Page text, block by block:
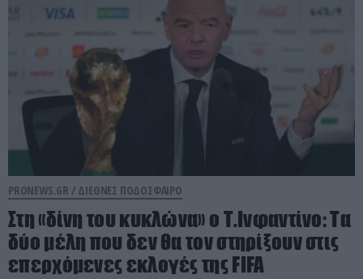
PRONEWS.GR / ΔΙΕΘΝΕΣ ΠΟΔΟΣΦΑΙΡΟ
Στη «δίνη του κυκλώνα» ο Τ.Ινφαντίνο: Τα
δύο μέλη που δεν θα τον στηρίξουν στις
επερχόμενες εκλογές της FIFA